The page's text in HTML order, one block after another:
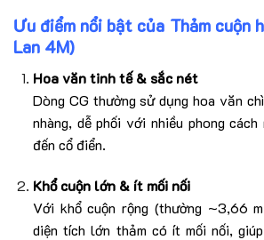
Ưu điểm nổi bật của Thảm cuộn
Lan 4M)
Hoa văn tinh tế & sắc nét
Dòng CG thường sử dụng hoa văn
nhàng, dễ phối với nhiều phong
đến cổ điển.
Khổ cuộn lớn & ít mối nối
Với khổ cuộn rộng (thường ~3,66
diện tích lớn thảm có ít mối nối,